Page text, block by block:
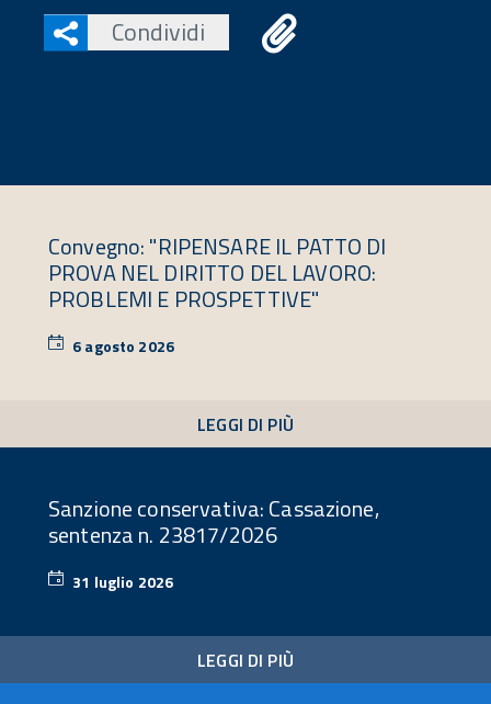
Condividi
Convegno: "RIPENSARE IL PATTO DI
PROVA NEL DIRITTO DEL LAVORO:
PROBLEMI E PROSPETTIVE"
6 agosto 20266
LEGGI DI PIÙ
Sanzione conservativa: Cassazione,
sentenza n. 23817/2026
31 luglio 2026
LEGGI DI PIÙ